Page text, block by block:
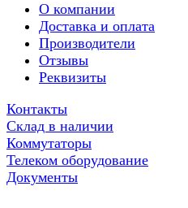
О компании
Доставка и оплата
Производители
Отзывы
Реквизиты
Контакты
Склад в наличии
Коммутаторы
Телеком оборудование
Документы